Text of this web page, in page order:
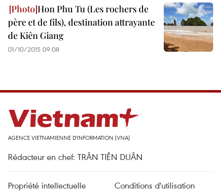
Hon Phu Tu (Les rochers de
père et de fils), destination attrayante
de Kiên Giang
01/10/2015 09:08
AGENCE VIETNAMIENNE D'INFORMATION (VNA)
Rédacteur en chef: TRÂN TIÊN DUÂN
Propriété intellectuelle Conditions d'utilisation